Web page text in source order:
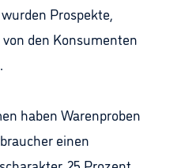
Prospekte,
den Konsumenten
haben Warenproben
einen